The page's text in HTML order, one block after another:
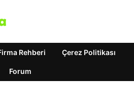
Rehberi Çerez Politikası
Forum